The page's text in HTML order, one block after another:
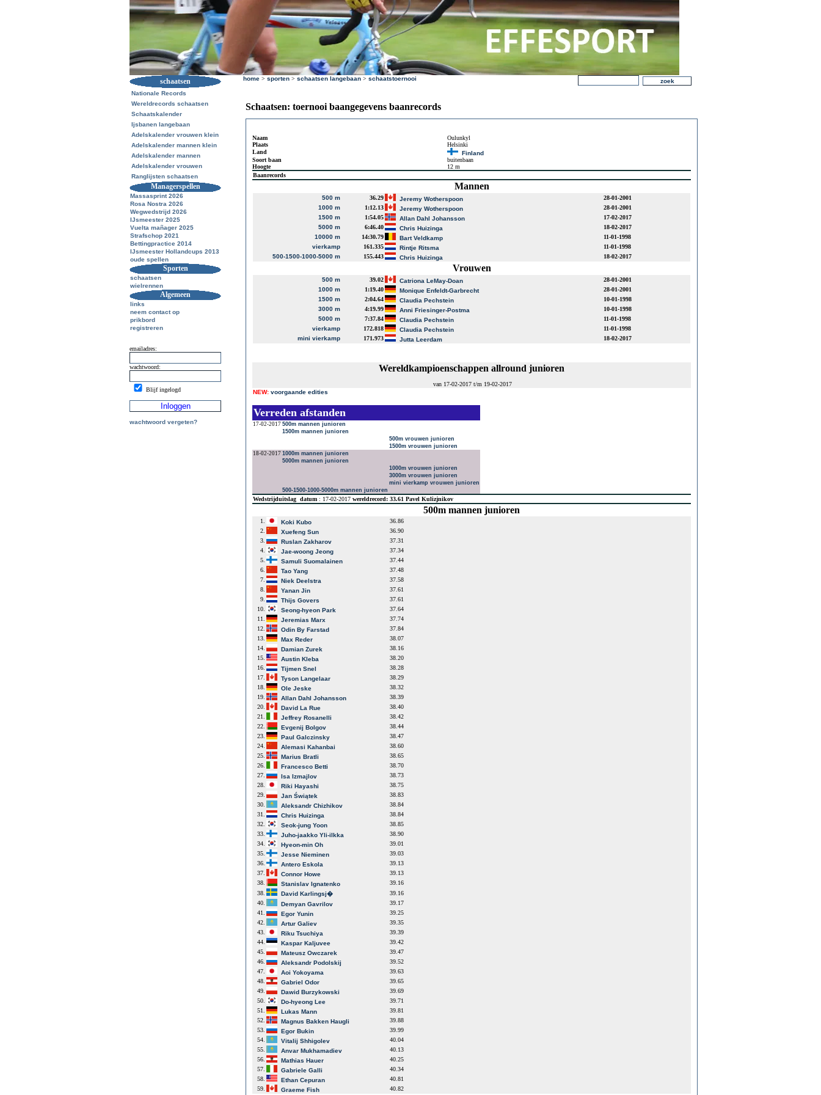
schaatsen
Nationale Records
Wereldrecords schaatsen
Schaatskalender
Ijsbanen langebaan
Adelskalender vrouwen klein
Adelskalender mannen klein
Adelskalender mannen
Adelskalender vrouwen
Ranglijsten schaatsen
Managerspellen
Massasprint 2026
Rosa Nostra 2026
Wegwedstrijd 2026
IJsmeester 2025
Vuelta mañager 2025
Strafschop 2021
Bettingpractice 2014
IJsmeester Hollandcups 2013
oude spellen
Sporten
schaatsen
wielrennen
Algemeen
links
neem contact op
prikbord
registreren
emailadres:
wachtwoord:
Blijf ingelogd
wachtwoord vergeten?
home > sporten > schaatsen langebaan > schaatstoernooi
Schaatsen: toernooi baangegevens baanrecords
Naam
Oulunkyl
Plaats
Helsinki
Land
Finland
Soort baan
buitenbaan
Hoogte
12 m
Baanrecords
Mannen
500 m 36.29 Jeremy Wotherspoon
28-01-2001
1000 m
1:12.13 Jeremy Wotherspoon
28-01-2001
1500 m
1:54.05 Allan Dahl Johansson
17-02-2017
5000 m
6:46.40 Chris Huizinga
18-02-2017
10000 m
14:30.79 Bart Veldkamp
11-01-1998
vierkamp
161.335 Rintje Ritsma
11-01-1998
500-1500-1000-5000 m
155.443 Chris Huizinga 18-02-2017
Vrouwen
500 m 39.02 Catriona LeMay-Doan
28-01-2001
1000 m
1:19.40 Monique Enfeldt-Garbrecht
28-01-2001
1500 m
2:04.64 Claudia Pechstein
10-01-1998
3000 m
4:19.99 Anni Friesinger-Postma
10-01-1998
5000 m
7:37.84 Claudia Pechstein
11-01-1998
vierkamp
172.818 Claudia Pechstein
11-01-1998
mini vierkamp
171.973 Jutta Leerdam 18-02-2017
Wereldkampioenschappen allround junioren
van 17-02-2017 t/m 19-02-2017
NEW: voorgaande edities
Verreden afstanden
17-02-2017 500m mannen junioren
1500m mannen junioren
500m vrouwen junioren
1500m vrouwen junioren
18-02-2017 1000m mannen junioren
5000m mannen junioren
1000m vrouwen junioren
3000m vrouwen junioren
mini vierkamp vrouwen junioren
500-1500-1000-5000m mannen junioren
Wedstrijduitslag datum : 17-02-2017 wereldrecord: 33.61 Pavel Kulizjnikov
500m mannen junioren
1. Koki Kubo
36.86
2.
Xuefeng Sun
36.90
3.
Ruslan Zakharov
37.31
4.
Jae-woong Jeong
37.34
5.
Samuli Suomalainen
37.44
6.
Tao Yang
37.48
7.
Niek Deelstra
37.58
8.
Yanan Jin
37.61
9.
Thijs Govers
37.61
10.
Seong-hyeon Park
37.64
11.
Jeremias Marx
37.74
12.
Odin By Farstad
37.84
13.
Max Reder
38.07
14.
Damian Zurek
38.16
15.
Austin Kleba
38.20
16.
Tijmen Snel
38.28
17.
Tyson Langelaar
38.29
18.
Ole Jeske
38.32
19.
Allan Dahl Johansson
38.39
20.
David La Rue
38.40
21.
Jeffrey Rosanelli
38.42
22.
Evgenij Bolgov
38.44
23.
Paul Galczinsky
38.47
24.
Alemasi Kahanbai
38.60
25.
Marius Bratli
38.65
26.
Francesco Betti
38.70
27.
Isa Izmajlov
38.73
28.
Riki Hayashi
38.75
29.
Jan Świątek
38.83
30.
Aleksandr Chizhikov
38.84
31.
Chris Huizinga
38.84
32.
Seok-jung Yoon
38.85
33.
Juho-jaakko Yli-ilkka
38.90
34.
Hyeon-min Oh
39.01
35.
Jesse Nieminen
39.03
36.
Antero Eskola
39.13
37.
Connor Howe
39.13
38.
Stanislav Ignatenko
39.16
38.
David Karlingsj�
39.16
40.
Demyan Gavrilov
39.17
41.
Egor Yunin
39.25
42.
Artur Galiev
39.35
43.
Riku Tsuchiya
39.39
44.
Kaspar Kaljuvee
39.42
45.
Mateusz Owczarek
39.47
46.
Aleksandr Podolskij
39.52
47.
Aoi Yokoyama
39.63
48.
Gabriel Odor
39.65
49.
Dawid Burzykowski
39.69
50.
Do-hyeong Lee
39.71
51.
Lukas Mann
39.81
52.
Magnus Bakken Haugli
39.88
53.
Egor Bukin
39.99
54.
Vitalij Shhigolev
40.04
55.
Anvar Mukhamadiev
40.13
56.
Mathias Hauer
40.25
57.
Gabriele Galli
40.34
58.
Ethan Cepuran
40.81
59.
Graeme Fish 40.82